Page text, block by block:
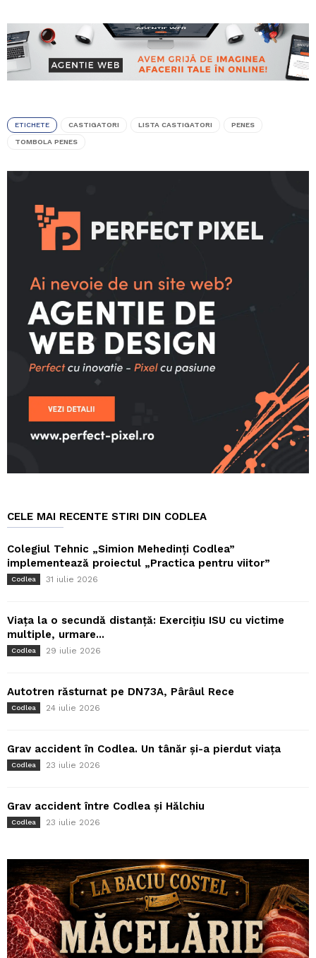
ETICHETE CASTIGATORI LISTA CASTIGATORI PENES
TOMBOLA PENES
CELE MAI RECENTE STIRI DIN CODLEA
Colegiul Tehnic „Simion Mehedinți Codlea”
implementează proiectul „Practica pentru viitor”
Codlea 31 iulie 2026
Viața la o secundă distanță: Exercițiu ISU cu victime
multiple, urmare...
Codlea 29 iulie 2026
Autotren răsturnat pe DN73A, Pârâul Rece
Codlea 24 iulie 2026
Grav accident în Codlea. Un tânăr și-a pierdut viața
Codlea 23 iulie 2026
Grav accident între Codlea și Hălchiu
Codlea 23 iulie 2026